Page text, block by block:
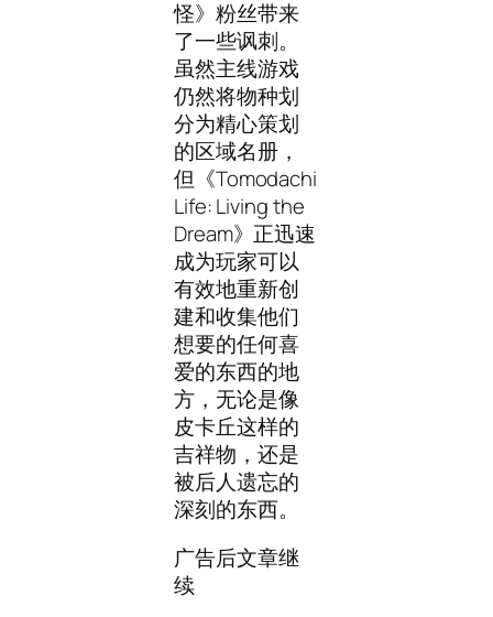
怪》粉丝带来
了一些讽刺。
虽然主线游戏
仍然将物种划
分为精心策划
的区域名册，
但《Tomodachi
Life: Living the
Dream》正迅速
成为玩家可以
有效地重新创
建和收集他们
想要的任何喜
爱的东西的地
方，无论是像
皮卡丘这样的
吉祥物，还是
被后人遗忘的
深刻的东西。
广告后文章继
续